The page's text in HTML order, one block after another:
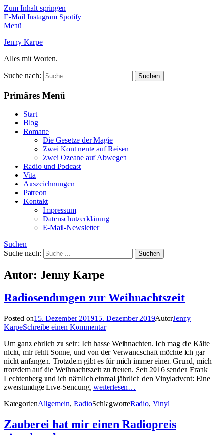
Zum Inhalt springen
E-Mail Instagram Spotify
Menü
Jenny Karpe
Alles mit Worten.
Suche nach:
Primäres Menü
Start
Blog
Romane
Die Gesetze der Magie
Zwei Kontinente auf Reisen
Zwei Ozeane auf Abwegen
Radio und Podcast
Vita
Auszeichnungen
Patreon
Kontakt
Impressum
Datenschutzerklärung
E-Mail-Newsletter
Suchen
Suche nach:
Autor: Jenny Karpe
Radiosendungen zur Weihnachtszeit
Posted on15. Dezember 201915. Dezember 2019AutorJenny
KarpeSchreibe einen Kommentar
Um ganz ehrlich zu sein: Ich hasse Weihnachten. Ich mag die Kälte
nicht, mir fehlt Sonne, und von der Verwandschaft möchte ich gar
nicht anfangen. Trotzdem gibt es für mich immer einen Grund, mich
trotzdem auf die Weihnachtszeit zu freuen. Seit 2016 senden Frank
Lechtenberg und ich nämlich einmal jährlich den Vinyladvent: Eine
zweistündige Live-Sendung, weiterlesen…
KategorienAllgemein, RadioSchlagworteRadio, Vinyl
Zauberei hat mir einen Radiopreis